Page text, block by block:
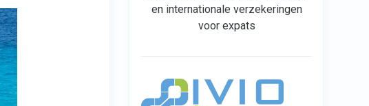
en internationale verzekeringen
voor expats